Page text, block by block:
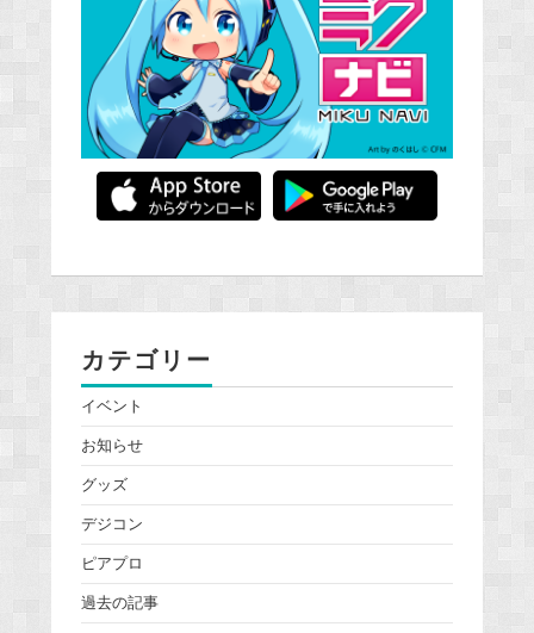
カテゴリー
イベント
お知らせ
グッズ
デジコン
ピアプロ
過去の記事